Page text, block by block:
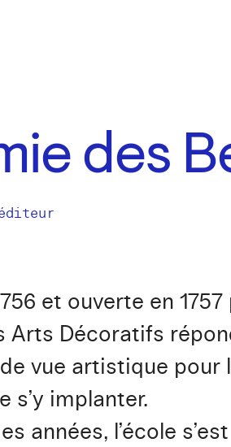
des
et ouverte en
Arts Décoratifs
vue artistique
s’y implanter.
années, l’école